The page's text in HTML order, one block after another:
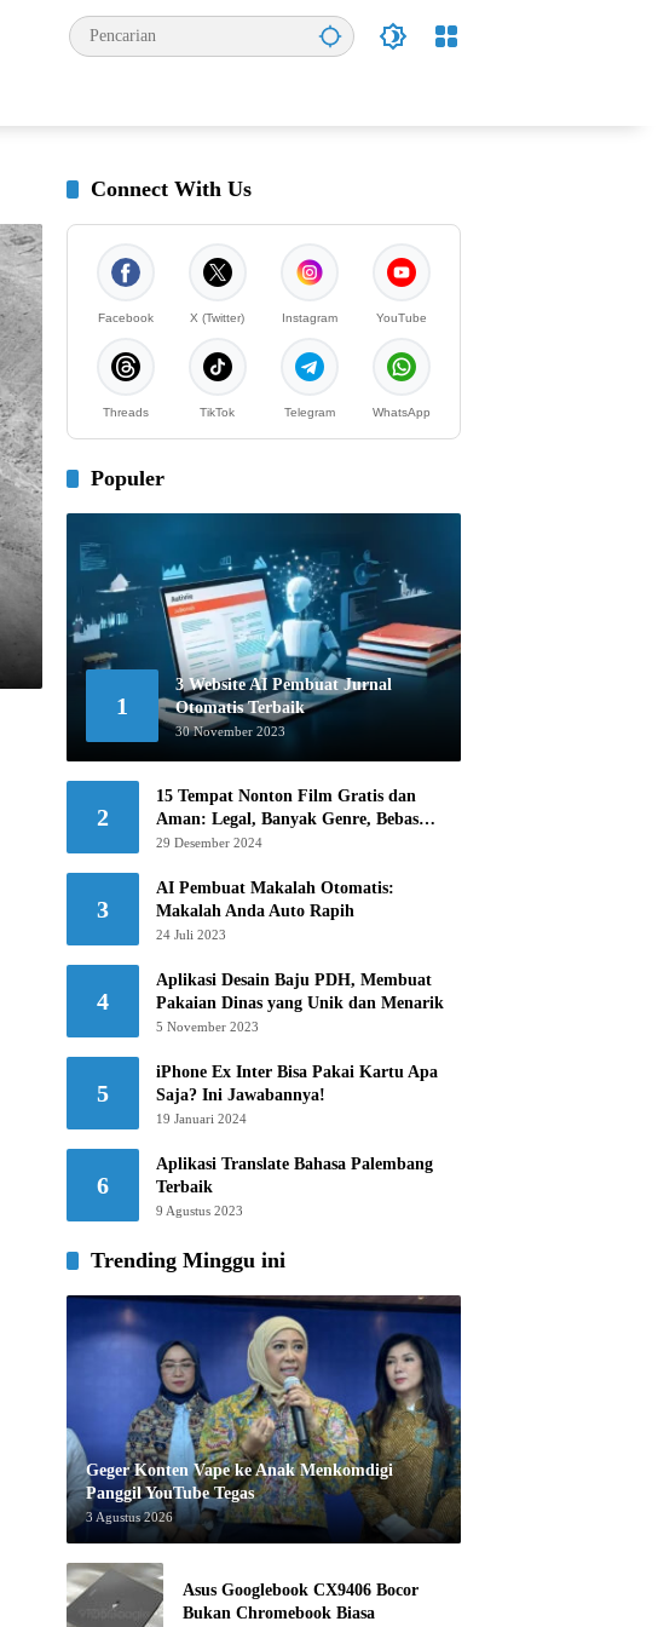
Connect With Us
Facebook X (Twitter) Instagram YouTube
Threads TikTok Telegram WhatsApp
Populer
1
3 Website AI Pembuat Jurnal
Otomatis Terbaik
30 November 2023
2
15 Tempat Nonton Film Gratis dan
Aman: Legal, Banyak Genre, Bebas
Khawatir!
29 Desember 2024
3
AI Pembuat Makalah Otomatis:
Makalah Anda Auto Rapih
24 Juli 2023
4
Aplikasi Desain Baju PDH, Membuat
Pakaian Dinas yang Unik dan Menarik
5 November 2023
5
iPhone Ex Inter Bisa Pakai Kartu Apa
Saja? Ini Jawabannya!
19 Januari 2024
6
Aplikasi Translate Bahasa Palembang
Terbaik
9 Agustus 2023
Trending Minggu ini
Geger Konten Vape ke Anak Menkomdigi
Panggil YouTube Tegas
3 Agustus 2026
Asus Googlebook CX9406 Bocor
Bukan Chromebook Biasa